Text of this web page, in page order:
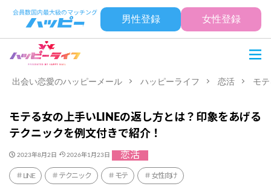
男性登録 女性登録
出会い恋愛のハッピーメール ハッピーライフ 恋活 モ
モテる女の上手いLINEの返し方とは？印象をあげる
テクニックを例文付きで紹介！
2023年8月2日 2026年1月23日 恋活
LINE テクニック モテ 女性向け